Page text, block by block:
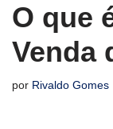
O que
Venda
por Rivaldo Gomes